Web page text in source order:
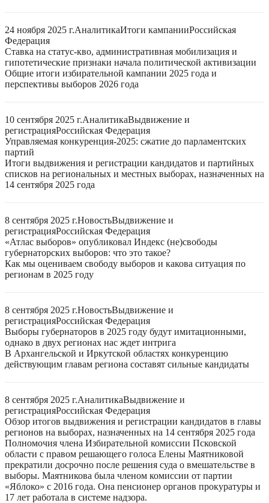
24 ноября 2025 г.АналитикаИтоги кампанииРоссийская
Федерация
Ставка на статус-кво, административная мобилизация и
гипотетические признаки начала политической активизации
Общие итоги избирательной кампании 2025 года и
перспективы выборов 2026 года
10 сентября 2025 г.АналитикаВыдвижение и
регистрацияРоссийская Федерация
Управляемая конкуренция-2025: сжатие до парламентских
партий
Итоги выдвижения и регистрации кандидатов и партийных
списков на региональных и местных выборах, назначенных на
14 сентября 2025 года
8 сентября 2025 г.НовостьВыдвижение и
регистрацияРоссийская Федерация
«Атлас выборов» опубликовал Индекс (не)свободы
губернаторских выборов: что это такое?
Как мы оцениваем свободу выборов и какова ситуация по
регионам в 2025 году
8 сентября 2025 г.НовостьВыдвижение и
регистрацияРоссийская Федерация
Выборы губернаторов в 2025 году будут имитационными,
однако в двух регионах нас ждет интрига
В Архангельской и Иркутской областях конкуренцию
действующим главам региона составят сильные кандидаты
8 сентября 2025 г.АналитикаВыдвижение и
регистрацияРоссийская Федерация
Обзор итогов выдвижения и регистрации кандидатов в главы
регионов на выборах, назначенных на 14 сентября 2025 года
Полномочия члена Избирательной комиссии Псковской
области с правом решающего голоса Елены Маятниковой
прекратили досрочно после решения суда о вмешательстве в
выборы. Маятникова была членом комиссии от партии
«Яблоко» с 2016 года. Она пенсионер органов прокуратуры и
17 лет работала в системе надзора.